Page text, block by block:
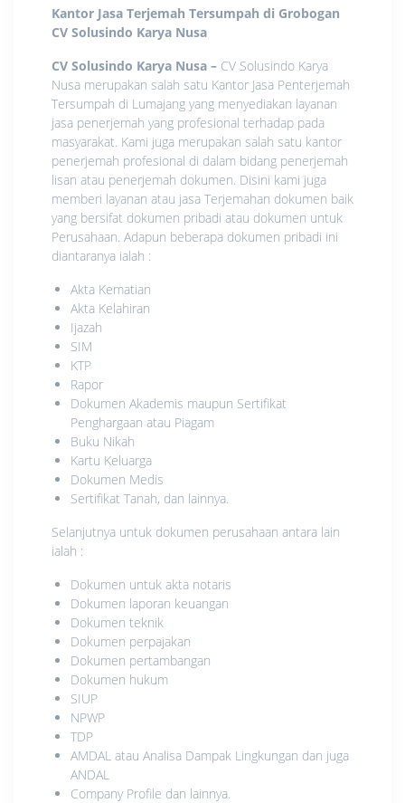
Kantor Jasa Terjemah Tersumpah di Grobogan
CV Solusindo Karya Nusa
CV Solusindo Karya Nusa – CV Solusindo Karya
Nusa merupakan salah satu Kantor Jasa Penterjemah
Tersumpah di Lumajang yang menyediakan layanan
jasa penerjemah yang profesional terhadap pada
masyarakat. Kami juga merupakan salah satu kantor
penerjemah profesional di dalam bidang penerjemah
lisan atau penerjemah dokumen. Disini kami juga
memberi layanan atau jasa Terjemahan dokumen baik
yang bersifat dokumen pribadi atau dokumen untuk
Perusahaan. Adapun beberapa dokumen pribadi ini
diantaranya ialah :
Akta Kematian
Akta Kelahiran
Ijazah
SIM
KTP
Rapor
Dokumen Akademis maupun Sertifikat
Penghargaan atau Piagam
Buku Nikah
Kartu Keluarga
Dokumen Medis
Sertifikat Tanah, dan lainnya.
Selanjutnya untuk dokumen perusahaan antara lain
ialah :
Dokumen untuk akta notaris
Dokumen laporan keuangan
Dokumen teknik
Dokumen perpajakan
Dokumen pertambangan
Dokumen hukum
SIUP
NPWP
TDP
AMDAL atau Analisa Dampak Lingkungan dan juga
ANDAL
Company Profile dan lainnya.